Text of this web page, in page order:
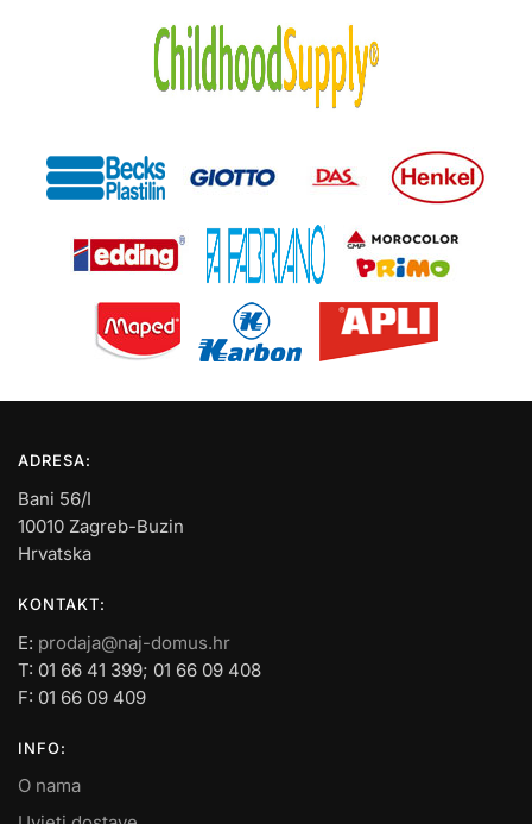
ADRESA:
Bani 56/I
10010 Zagreb-Buzin
Hrvatska
KONTAKT:
E: prodaja@naj-domus.hr
T: 01 66 41 399; 01 66 09 408
F: 01 66 09 409
INFO:
O nama